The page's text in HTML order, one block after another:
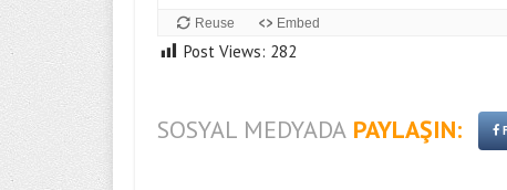
Post Views: 282
SOSYAL MEDYADA PAYLAŞIN: